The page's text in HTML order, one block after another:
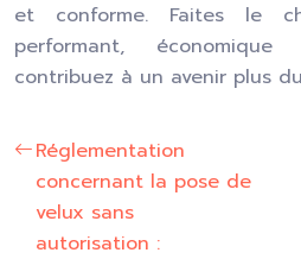
et conforme. Faites le
performant,
contribuez à un avenir plus
Réglementation
concernant la pose de
velux sans
autorisation :